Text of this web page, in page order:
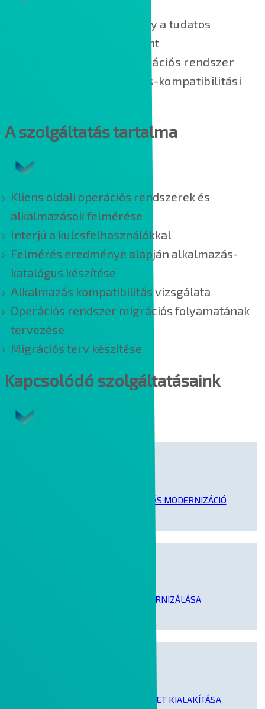
A szolgáltatás előnye, hogy a tudatos
előkészület eredményeként
minimalizálhatóak az operációs rendszer
cseréjével járó alkalmazás-kompatibilitási
A szolgáltatás tartalma
Kliens oldali operációs rendszerek és
alkalmazások felmérése
Interjú a kulcsfelhasználókkal
Felmérés eredménye alapján alkalmazás-
katalógus készítése
Alkalmazás kompatibilitás vizsgálata
Operációs rendszer migrációs folyamatának
tervezése
Migrációs terv készítése
Kapcsolódó szolgáltatásaink
ALKALMAZÁS, SZOLGÁLTATÁS MODERNIZÁCIÓ
IRODAI MUNKA MODERNIZÁLÁSA
MODERN MUNKAKÖRNYEZET KIALAKÍTÁSA